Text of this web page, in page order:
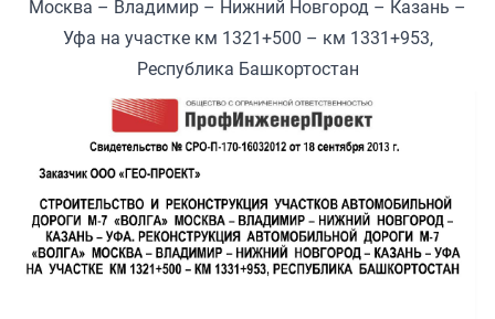
Москва – Владимир – Нижний Новгород – Казань –
Уфа на участке км 1321+500 – км 1331+953,
Республика Башкортостан